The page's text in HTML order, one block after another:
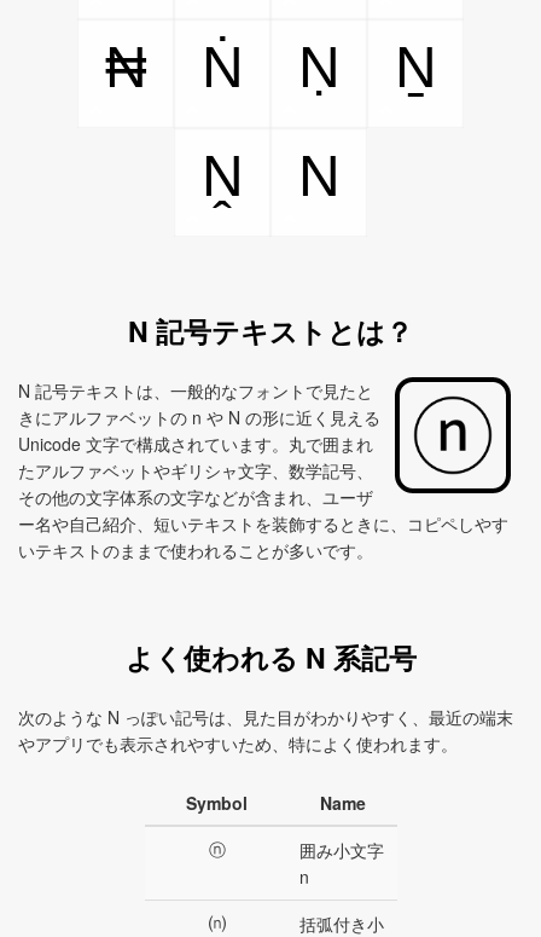
₦
Ṅ Ṇ
Ṉ
Ṋ
N
N 記号テキストとは？
N 記号テキストは、一般的なフォントで見たと
きにアルファベットの n や N の形に近く見える
Unicode 文字で構成されています。丸で囲まれ
たアルファベットやギリシャ文字、数学記号、
その他の文字体系の文字などが含まれ、ユーザ
ー名や自己紹介、短いテキストを装飾するときに、コピペしやす
いテキストのままで使われることが多いです。
よく使われる N 系記号
次のような N っぽい記号は、見た目がわかりやすく、最近の端末
やアプリでも表示されやすいため、特によく使われます。
Symbol
Name
ⓝ
囲み小文字
n
⒩
括弧付き小